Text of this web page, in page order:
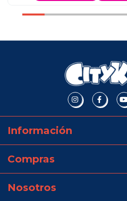
Información
Compras
Nosotros